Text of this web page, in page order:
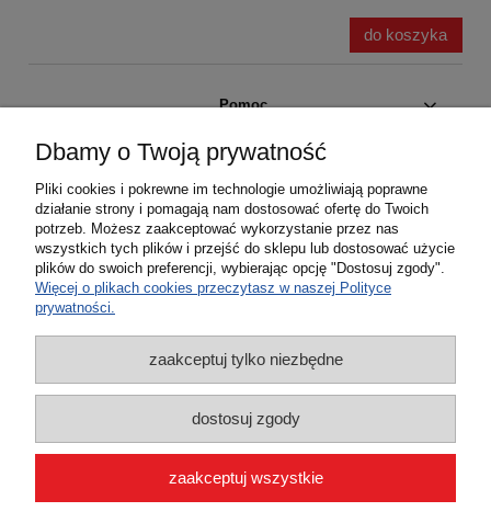
do koszyka
Pomoc
Moje konto
Płatności i dostawa
Informacje
Dbamy o Twoją prywatność
Pliki cookies i pokrewne im technologie umożliwiają poprawne
działanie strony i pomagają nam dostosować ofertę do Twoich
potrzeb. Możesz zaakceptować wykorzystanie przez nas
wszystkich tych plików i przejść do sklepu lub dostosować użycie
plików do swoich preferencji, wybierając opcję "Dostosuj zgody".
Więcej o plikach cookies przeczytasz w naszej Polityce
prywatności.
zaakceptuj tylko niezbędne
dostosuj zgody
zaakceptuj wszystkie